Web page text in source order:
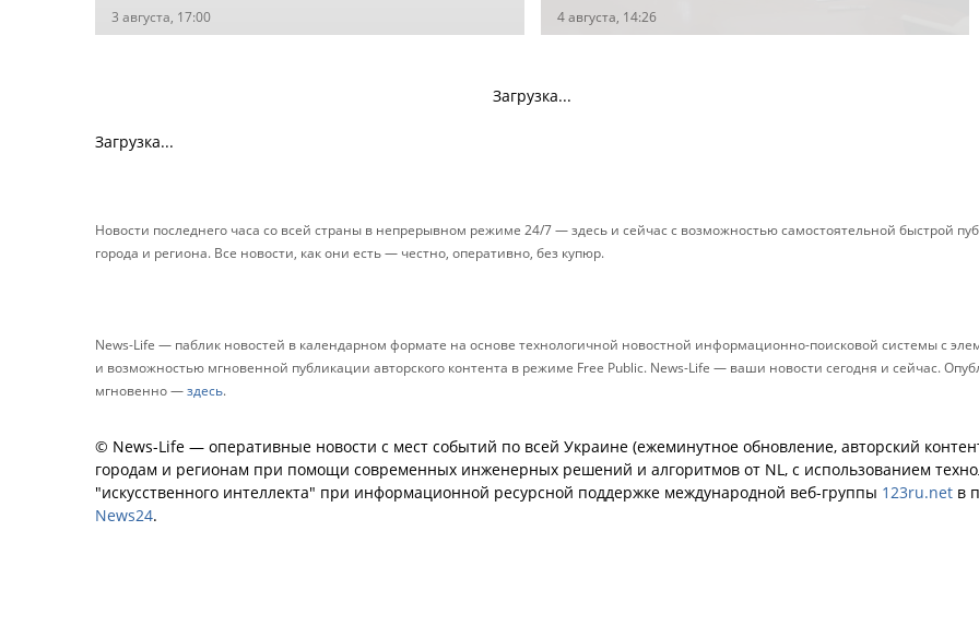
3 августа, 17:00 4 августа, 14:26
Загрузка...
Загрузка...
Новости последнего часа со всей страны в непрерывном режиме 24/7 — здесь и сейчас с возможностью самостоятельной быстрой
города и региона. Все новости, как они есть — честно, оперативно, без купюр.
News-Life — паблик новостей в календарном формате на основе технологичной новостной информационно-поисковой системы с
и возможностью мгновенной публикации авторского контента в режиме Free Public. News-Life — ваши новости сегодня и сейчас.
мгновенно —здесь.
© News-Life — оперативные новости с мест событий по всей Украине (ежеминутное обновление, авторский
городам и регионам при помощи современных инженерных решений и алгоритмов от NL, с использованием
"искусственного интеллекта" при информационной ресурсной поддержке международной веб-группы 123ru.net в
News24.